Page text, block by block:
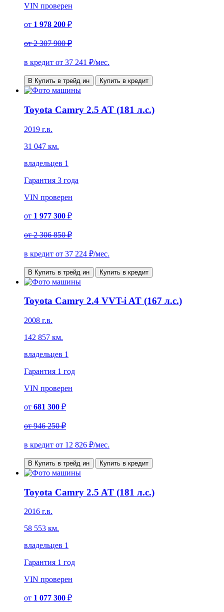
VIN проверен
от 1 978 200 ₽
от2 307 900 ₽
в кредит от 37 241 ₽/мес.
В Купить в трейд ин Купить в кредит
Toyota Camry 2.5 AT (181 л.с.)
2019 г.в.
31 047 км.
владельцев 1
Гарантия 3 года
VIN проверен
от 1 977 300 ₽
от2 306 850 ₽
в кредит от 37 224 ₽/мес.
В Купить в трейд ин Купить в кредит
Toyota Camry 2.4 VVT-i AT (167 л.с.)
2008 г.в.
142 857 км.
владельцев 1
Гарантия 1 год
VIN проверен
от 681 300 ₽
от946 250 ₽
в кредит от 12 826 ₽/мес.
В Купить в трейд ин Купить в кредит
Toyota Camry 2.5 AT (181 л.с.)
2016 г.в.
58 553 км.
владельцев 1
Гарантия 1 год
VIN проверен
от 1 077 300 ₽